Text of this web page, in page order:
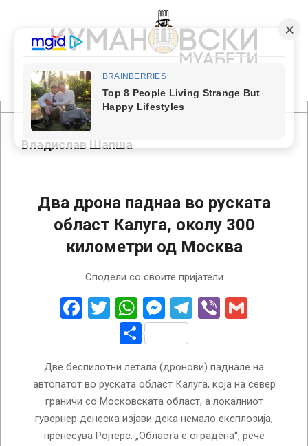
content
КУМАНОВСКИ
МУАБЕТИ
Primary
Navigation
MenuВладислав Шапша
Два дрона паднаа во руската
област Калуга, околу 300
километри од Москва
Сподели со своите пријатели
Facebook
Twitter
WhatsApp
Messenger
Telegram
Viber
Share
Две беспилотни летала (дронови) паднале на
автопатот во руската област Калуга, која на север
граничи со Московската област, а локалниот
гувернер денеска изјави дека немало експлозија,
пренесува Ројтерс. „Областа е оградена“, рече